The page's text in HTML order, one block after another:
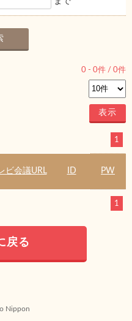
0 - 0件 / 0件
1
ビ会議URL ID PW
1
戻る
Nippon